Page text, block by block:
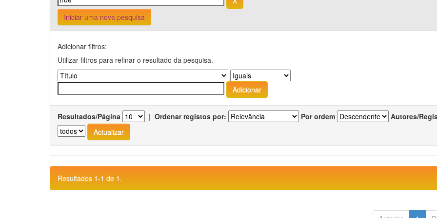
Iniciar uma nova pesquisa
Adicionar filtros:
Utilizar filtros para refinar o resultado da pesquisa.
Resultados/Página | Ordenar registos por: Por ordem Autores/
Resultados 1-1 de 1.